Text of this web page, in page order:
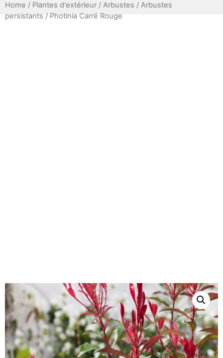
Home / Plantes d'extérieur / Arbustes / Arbustes
persistants / Photinia Carré Rouge